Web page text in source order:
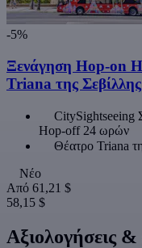
-5%
Ξενάγηση Hop-on
Triana της
CitySightseeing
Hop-off 24 ωρών
Θέατρο Triana
Νέο
Από 61,21 $
58,15 $
Αξιολογήσεις &